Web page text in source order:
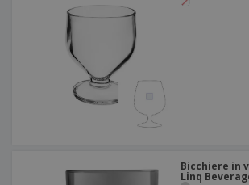
Bicchiere in
Linq